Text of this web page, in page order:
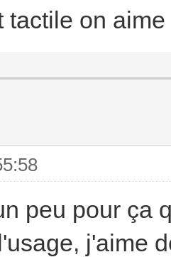
tactile on
peu pour ça
j'aime